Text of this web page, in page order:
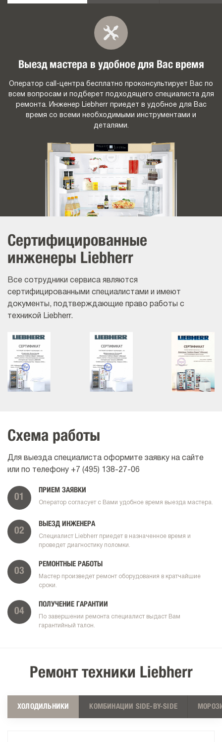
Выезд мастера в удобное для Вас время
Оператор call-центра бесплатно проконсультирует Вас по
всем вопросам и подберет подходящего специалиста для
ремонта. Инженер Liebherr приедет в удобное для Вас
время со всеми необходимыми инструментами и
деталями.
Сертифицированные
инженеры Liebherr
Все сотрудники сервиса являются
сертифицированными специалистами и имеют
документы, подтверждающие право работы с
техникой Liebherr.
Схема работы
Для выезда специалиста оформите заявку на сайте
или по телефону +7 (495) 138-27-06
01
ПРИЕМ ЗАЯВКИ
Оператор согласует с Вами удобное время выезда мастера.
02
ВЫЕЗД ИНЖЕНЕРА
Специалист Liebherr приедет в назначенное время и
проведет диагностику поломки.
03
РЕМОНТНЫЕ РАБОТЫ
Мастер произведет ремонт оборудования в кратчайшие
сроки.
04
ПОЛУЧЕНИЕ ГАРАНТИИ
По завершении ремонта специалист выдаст Вам
гарантийный талон.
Ремонт техники Liebherr
ХОЛОДИЛЬНИКИ КОМБИНАЦИИ SIDE-BY-SIDE